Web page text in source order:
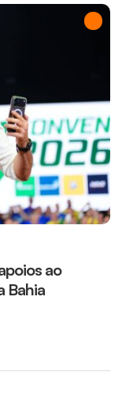
ao
Bahia